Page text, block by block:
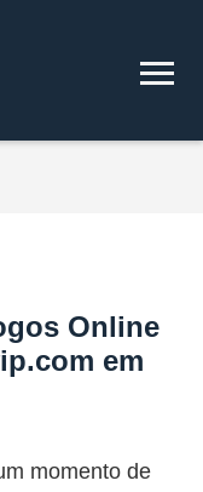
Online
em
momento de